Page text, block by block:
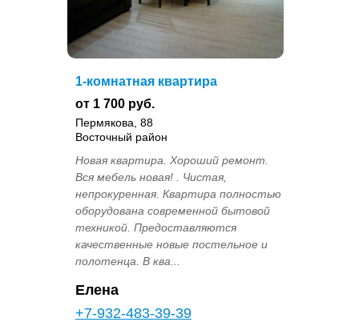
1-комнатная квартира
от 1 700 руб.
Пермякова, 88
Восточный район
Новая квартира. Хороший ремонт.
Вся мебель новая! . Чистая,
непрокуренная. Квартира полностью
оборудована современной бытовой
техникой. Предоставляются
качественные новые постельное и
полотенца. В ква...
Елена
+7-932-483-39-39